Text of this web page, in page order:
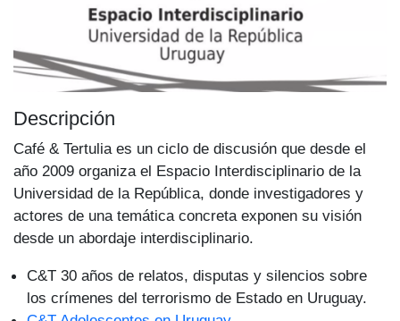
Descripción
Café & Tertulia es un ciclo de discusión que desde el
año 2009 organiza el Espacio Interdisciplinario de la
Universidad de la República, donde investigadores y
actores de una temática concreta exponen su visión
desde un abordaje interdisciplinario.
C&T 30 años de relatos, disputas y silencios sobre
los crímenes del terrorismo de Estado en Uruguay.